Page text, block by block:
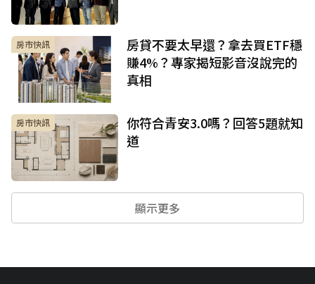
房市快訊
房貸不要太早還？拿去買ETF穩
賺4%？專家揭短影音沒說完的
真相
房市快訊
你符合青安3.0嗎？回答5題就知
道
顯示更多